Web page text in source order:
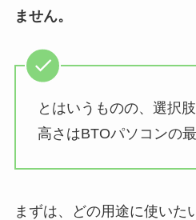
ません。
とはいうものの、選択
高さはBTOパソコンの
まずは、どの用途に使いた